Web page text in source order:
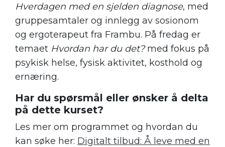
Hverdagen med en sjelden diagnose, med
gruppesamtaler og innlegg av sosionom
og ergoterapeut fra Frambu. På fredag er
temaet Hvordan har du det?med fokus på
psykisk helse, fysisk aktivitet, kosthold og
ernæring.
Har du spørsmål eller ønsker å delta
på dette kurset?
Les mer om programmet og hvordan du
kan søke her: Digitalt tilbud: Å leve med en